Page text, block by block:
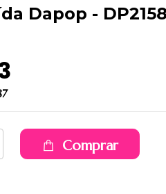
Dapop -
Comprar